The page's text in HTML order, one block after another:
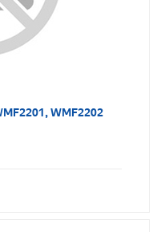
WMF2202